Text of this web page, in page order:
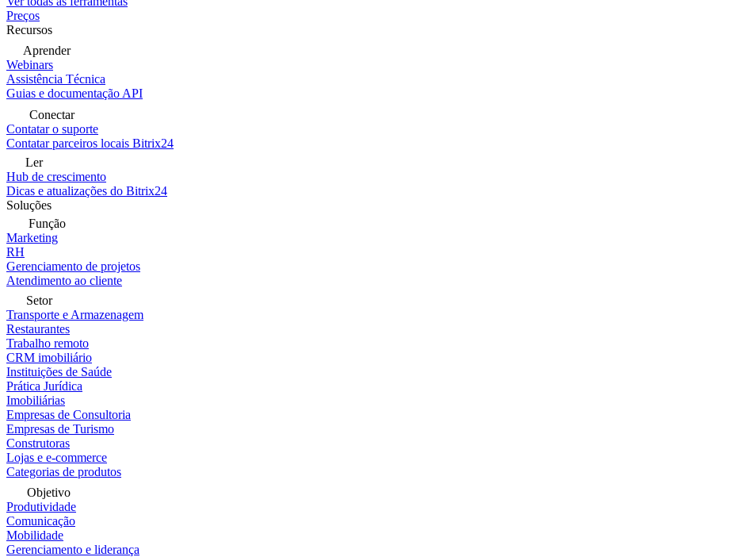
Preços
Recursos
Aprender
Webinars
Assistência Técnica
Guias e documentação API
Conectar
Contatar o suporte
Contatar parceiros locais Bitrix24
Ler
Hub de crescimento
Dicas e atualizações do Bitrix24
Soluções
Função
Marketing
RH
Gerenciamento de projetos
Atendimento ao cliente
Setor
Transporte e Armazenagem
Restaurantes
Trabalho remoto
CRM imobiliário
Instituições de Saúde
Prática Jurídica
Imobiliárias
Empresas de Consultoria
Empresas de Turismo
Construtoras
Lojas e e-commerce
Categorias de produtos
Objetivo
Produtividade
Comunicação
Mobilidade
Gerenciamento e liderança